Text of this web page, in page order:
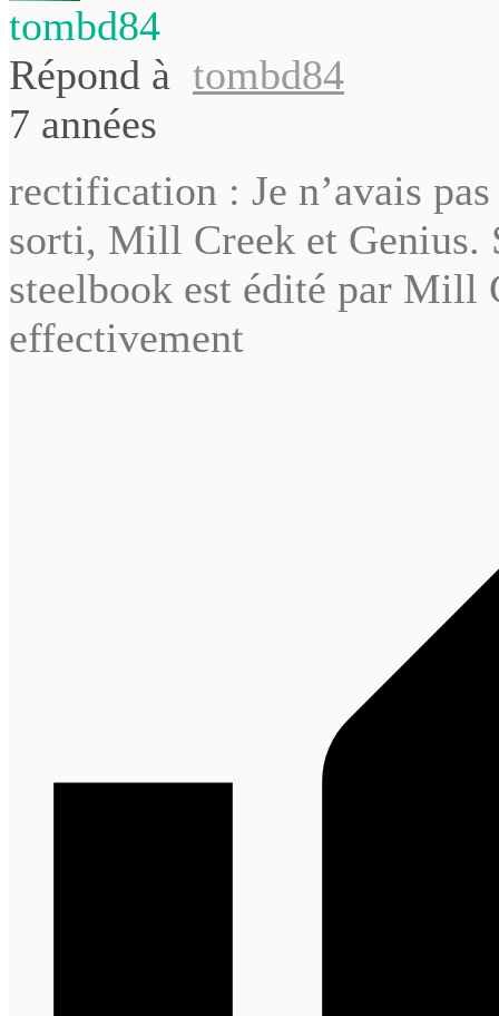
tombd84
Répond à tombd84
7 années
rectification : Je n’avais
sorti, Mill Creek et Genius.
steelbook est édité par Mill
effectivement